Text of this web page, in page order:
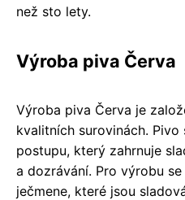
než sto lety.
Výroba piva Červa
Výroba piva Červa je
kvalitních surovinách.
postupu, který zahrnuje
a dozrávání. Pro výrobu
ječmene, které jsou